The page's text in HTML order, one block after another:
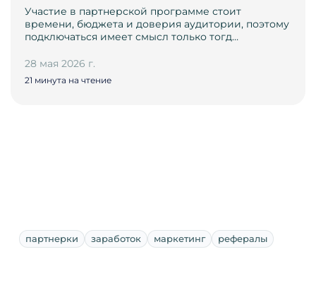
Участие в партнерской программе стоит
времени, бюджета и доверия аудитории, поэтому
подключаться имеет смысл только тогд…
28 мая 2026 г.
21 минута на чтение
партнерки заработок маркетинг рефералы